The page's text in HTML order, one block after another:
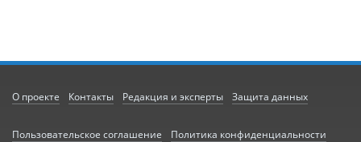
О проекте Контакты Редакция и эксперты Защита данных
Пользовательское соглашение Политика конфиденциальности